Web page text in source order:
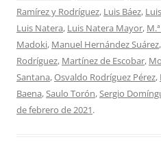
Ramírez y Rodríguez, Luis Báez,
Luis Natera, Luis Natera Mayor,
Madoki, Manuel Hernández Suárez,
Rodríguez, Martínez de Escobar,
Santana,Osvaldo Rodríguez Pérez,
Baena,Saulo Torón,Sergio
de febrero de 2021.